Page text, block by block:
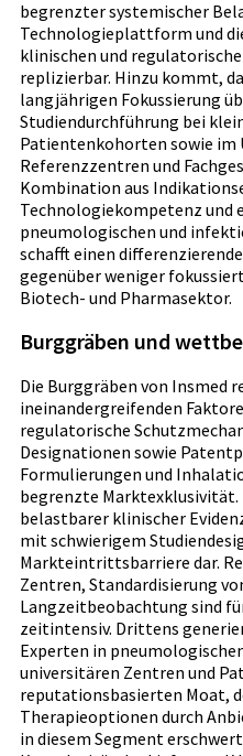
begrenzter systemischer
Technologieplattform und
klinischen und
replizierbar. Hinzu kommt,
langjährigen Fokussierung
Studiendurchführung bei
Patientenkohorten sowie
Referenzzentren und
Kombination aus
Technologiekompetenz und
pneumologischen und
schafft einen
gegenüber weniger
Biotech- und Pharmasektor.
Burggräben und
Die Burggräben von Insmed
ineinandergreifenden
regulatorische
Designationen sowie
Formulierungen und
begrenzte
belastbarer klinischer
mit schwierigem
Markteintrittsbarriere dar.
Zentren, Standardisierung
Langzeitbeobachtung sind
zeitintensiv. Drittens
Experten in
universitären Zentren und
reputationsbasierten Moat,
Therapieoptionen durch
in diesem Segment